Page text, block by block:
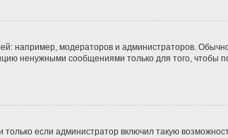
например, модераторов и администраторов.
ненужными сообщениями только для того, чтобы
если администратор включил такую